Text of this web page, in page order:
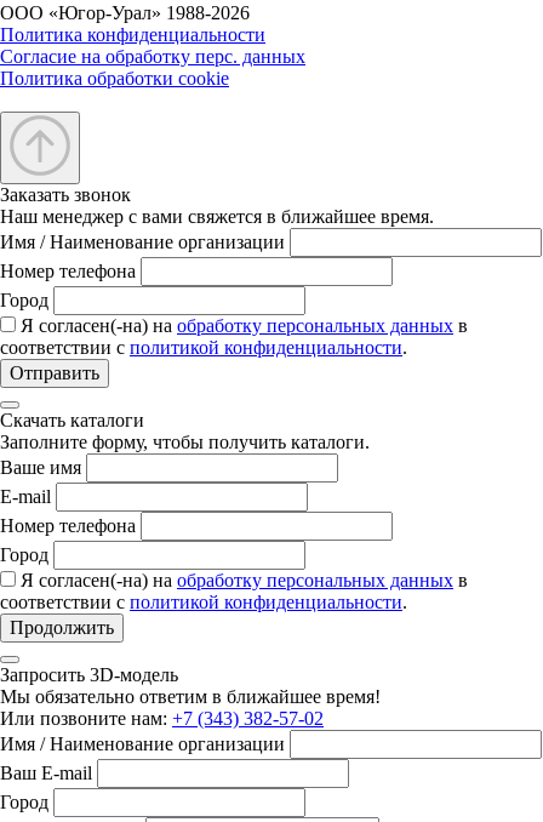
ООО «Югор-Урал» 1988-2026
Политика конфиденциальности
Согласие на обработку перс. данных
Политика обработки cookie
Заказать звонок
Наш менеджер с вами свяжется в ближайшее время.
Имя / Наименование организации
Номер телефона
Город
Я согласен(-на) на обработку персональных данных в
соответствии с политикой конфиденциальности.
Отправить
Скачать каталоги
Заполните форму, чтобы получить каталоги.
Ваше имя
E-mail
Номер телефона
Город
Я согласен(-на) на обработку персональных данных в
соответствии с политикой конфиденциальности.
Продолжить
Запросить 3D-модель
Мы обязательно ответим в ближайшее время!
Или позвоните нам: +7 (343) 382-57-02
Имя / Наименование организации
Ваш E-mail
Город